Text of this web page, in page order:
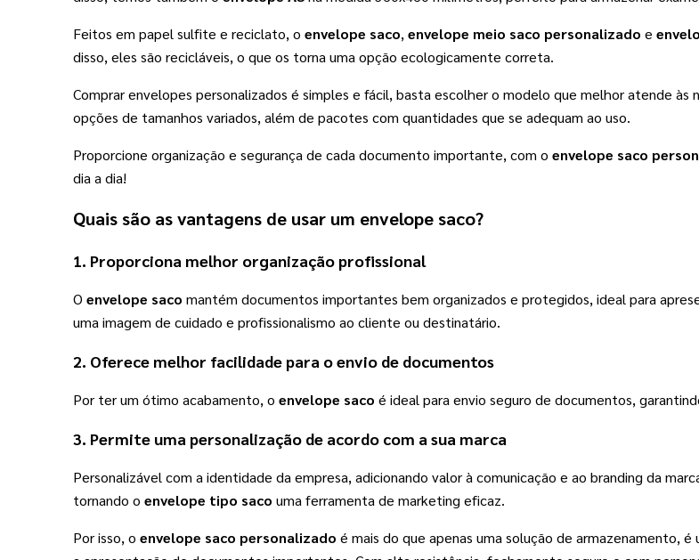
Feitos em papel sulfite e reciclato, o envelope saco, envelope meio saco personalizado e
disso, eles são recicláveis, o que os torna uma opção ecologicamente correta.
Comprar envelopes personalizados é simples e fácil, basta escolher o modelo que melhor atende às
opções de tamanhos variados, além de pacotes com quantidades que se adequam ao uso.
Proporcione organização e segurança de cada documento importante, com o envelope saco
dia a dia!
Quais são as vantagens de usar um envelope saco?
1. Proporciona melhor organização profissional
O envelope saco mantém documentos importantes bem organizados e protegidos, ideal para
uma imagem de cuidado e profissionalismo ao cliente ou destinatário.
2. Oferece melhor facilidade para o envio de documentos
Por ter um ótimo acabamento, o envelope saco é ideal para envio seguro de documentos,
3. Permite uma personalização de acordo com a sua marca
Personalizável com a identidade da empresa, adicionando valor à comunicação e ao branding da
tornando o envelope tipo saco uma ferramenta de marketing eficaz.
Por isso, o envelope saco personalizado é mais do que apenas uma solução de armazenamento,